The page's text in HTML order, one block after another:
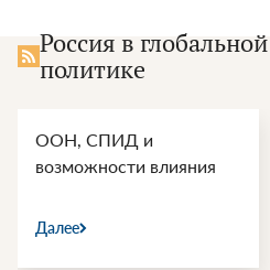
Россия в глобальной
политике
ООН, СПИД и
возможности влияния
Далее